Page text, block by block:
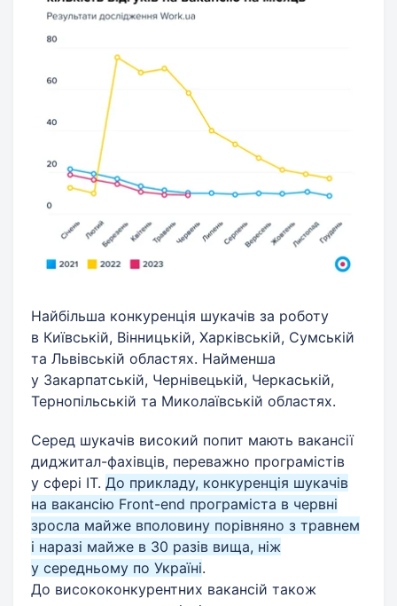
Найбільша конкуренція шукачів за роботу
в Київській, Вінницькій, Харківській, Сумській
та Львівській областях. Найменша
у Закарпатській, Чернівецькій, Черкаській,
Тернопільській та Миколаївській областях.
Серед шукачів високий попит мають вакансії
диджитал-фахівців, переважно програмістів
у сфері ІТ. До прикладу, конкуренція шукачів
на вакансію Front-end програміста в червні
зросла майже вполовину порівняно з травнем
і наразі майже в 30 разів вища, ніж
у середньому по Україні.
До висококонкурентних вакансій також